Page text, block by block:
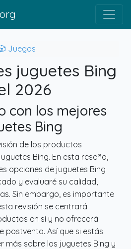
Juegos
juguetes Bing
2026
con los mejores
Bing
de los productos
Bing. En esta reseña,
opciones de juguetes Bing
y evaluaré su calidad,
Sin embargo, es importante
revisión se centrará
en sí y no ofrecerá
postventa. Así que si estás
más sobre los juguetes Bing y